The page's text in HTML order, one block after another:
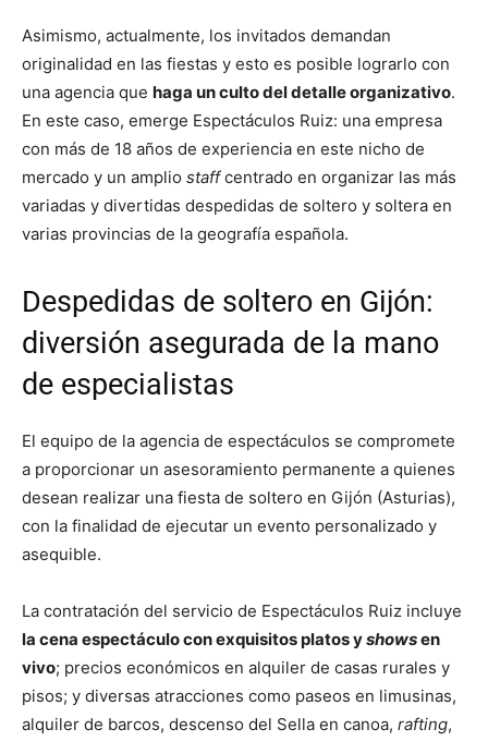
Asimismo, actualmente, los invitados demandan
originalidad en las fiestas y esto es posible lograrlo con
una agencia que haga un culto del detalle organizativo.
En este caso, emerge Espectáculos Ruiz: una empresa
con más de 18 años de experiencia en este nicho de
mercado y un amplio staffcentrado en organizar las más
variadas y divertidas despedidas de soltero y soltera en
varias provincias de la geografía española.
Despedidas de soltero en Gijón:
diversión asegurada de la mano
de especialistas
El equipo de la agencia de espectáculos se compromete
a proporcionar un asesoramiento permanente a quienes
desean realizar una fiesta de soltero en Gijón (Asturias),
con la finalidad de ejecutar un evento personalizado y
asequible.
La contratación del servicio de Espectáculos Ruiz incluye
la cena espectáculo con exquisitos platos yshowsen
vivo; precios económicos en alquiler de casas rurales y
pisos; y diversas atracciones como paseos en limusinas,
alquiler de barcos, descenso del Sella en canoa, rafting,